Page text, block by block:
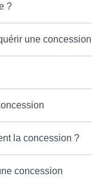
?
une
la concession ?
concession